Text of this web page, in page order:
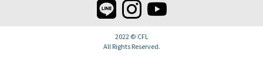
2022 © CFL
All Rights Reserved.